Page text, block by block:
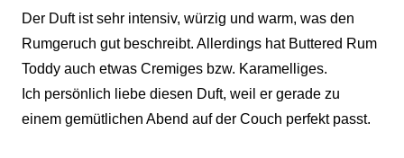
Der Duft ist sehr intensiv, würzig und warm, was den
Rumgeruch gut beschreibt. Allerdings hat Buttered Rum
Toddy auch etwas Cremiges bzw. Karamelliges.
Ich persönlich liebe diesen Duft, weil er gerade zu
einem gemütlichen Abend auf der Couch perfekt passt.